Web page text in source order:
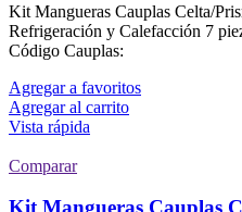
Kit Mangueras Cauplas Celta/
Refrigeración y Calefacción 7
Código Cauplas:
Agregar a favoritos
Agregar al carrito
Vista rápida
Comparar